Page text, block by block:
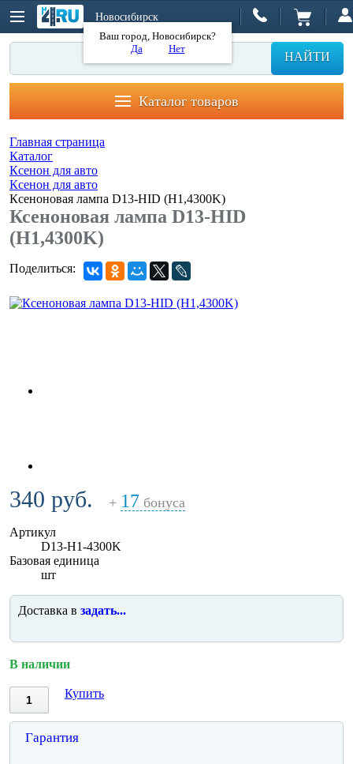
Новосибирск
Ваш город, Новосибирск?
Да
Нет
НАЙТИ
Каталог товаров
Главная страница
Каталог
Ксенон для авто
Ксенон для авто
Ксеноновая лампа D13-HID (H1,4300K)
Ксеноновая лампа D13-HID
(H1,4300K)
Поделиться:
340 руб. + 17 бонуса
Артикул
D13-H1-4300K
Базовая единица
шт
Доставка в задать...
В наличии
Купить
Гарантия